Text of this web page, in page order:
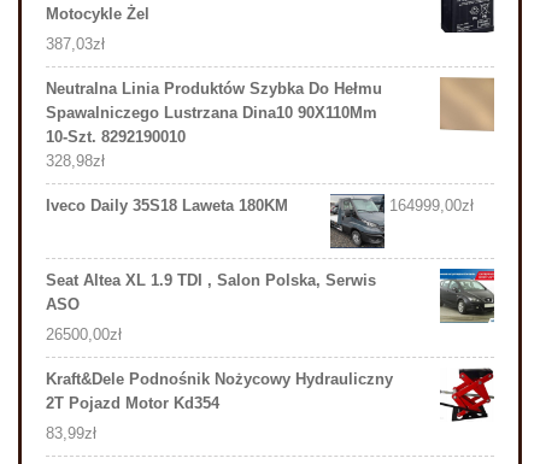
Motocykle Żel
387,03zł
Neutralna Linia Produktów Szybka Do Hełmu
Spawalniczego Lustrzana Dina10 90X110Mm
10-Szt. 8292190010
328,98zł
Iveco Daily 35S18 Laweta 180KM 164999,00zł
Seat Altea XL 1.9 TDI , Salon Polska, Serwis
ASO
26500,00zł
Kraft&Dele Podnośnik Nożycowy Hydrauliczny
2T Pojazd Motor Kd354
83,99zł